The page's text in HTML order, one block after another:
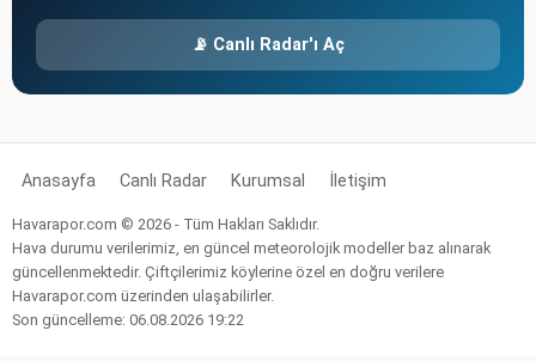
📡 Canlı Radar'ı Aç
Anasayfa Canlı Radar Kurumsal İletişim
Havarapor.com © 2026 - Tüm Hakları Saklıdır.
Hava durumu verilerimiz, en güncel meteorolojik modeller baz alınarak
güncellenmektedir. Çiftçilerimiz köylerine özel en doğru verilere
Havarapor.com üzerinden ulaşabilirler.
Son güncelleme: 06.08.2026 19:22